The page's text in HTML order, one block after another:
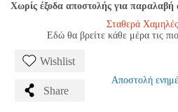
Χωρίς έξοδα αποστολής για
Σταθερά
Εδώ θα βρείτε κάθε μέρα τις
Wishlist
Share
Αποστολή